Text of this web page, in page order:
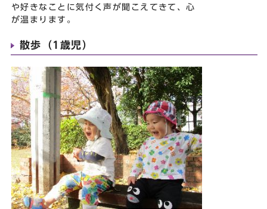
や好きなことに気付く声が聞こえてきて、心
が温まります。
散歩（1歳児）